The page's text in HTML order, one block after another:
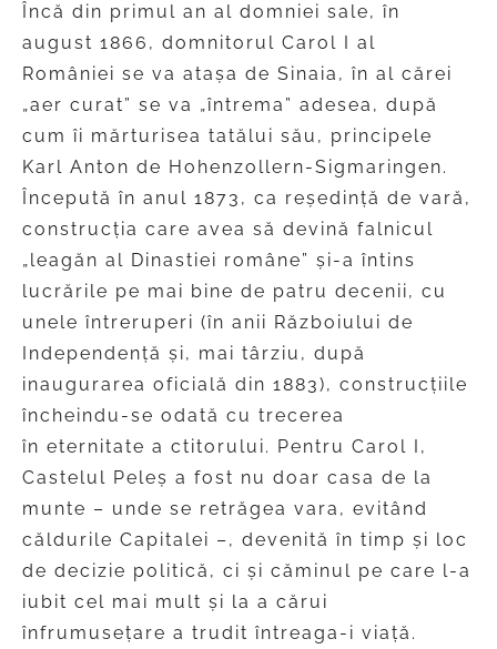
Încă din primul an al domniei sale, în
august 1866, domnitorul Carol I al
României se va atașa de Sinaia, în al cărei
„aer curat” se va „întrema” adesea, după
cum îi mărturisea tatălui său, principele
Karl Anton de Hohenzollern-Sigmaringen.
Începută în anul 1873, ca reședință de vară,
construcția care avea să devină falnicul
„leagăn al Dinastiei române” și-a întins
lucrările pe mai bine de patru decenii, cu
unele întreruperi (în anii Războiului de
Independență și, mai târziu, după
inaugurarea oficială din 1883), construcțiile
încheindu-se odată cu trecerea
în eternitate a ctitorului. Pentru Carol I,
Castelul Peleș a fost nu doar casa de la
munte – unde se retrăgea vara, evitând
căldurile Capitalei –, devenită în timp și loc
de decizie politică, ci și căminul pe care l-a
iubit cel mai mult și la a cărui
înfrumusețare a trudit întreaga-i viață.